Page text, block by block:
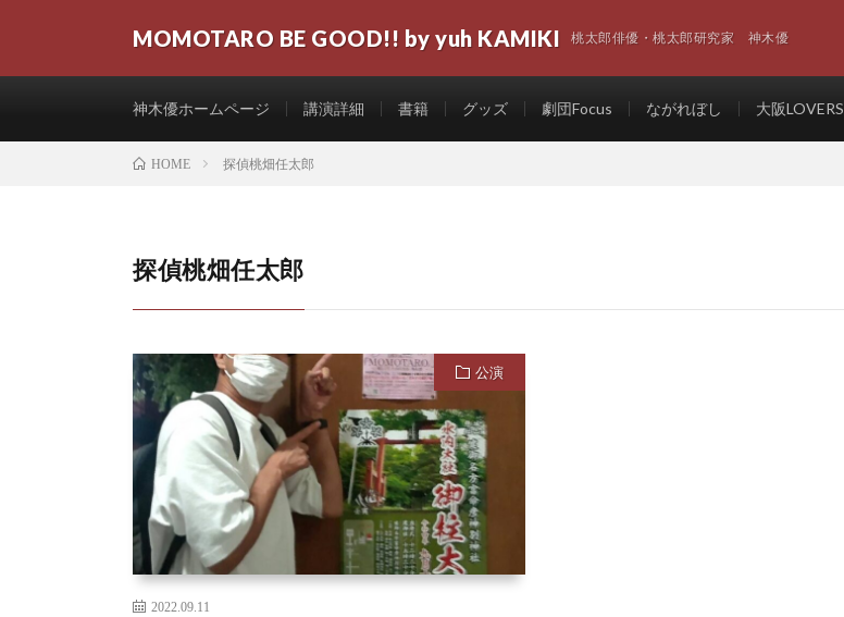
MOMOTARO BE GOOD!! by yuh KAMIKI 桃太郎俳優・桃太郎研究家 神木優
神木優ホームページ 講演詳細 書籍 グッズ 劇団Focus ながれぼし 大阪LOVERS
HOME 探偵桃畑任太郎
探偵桃畑任太郎
公演
2022.09.11